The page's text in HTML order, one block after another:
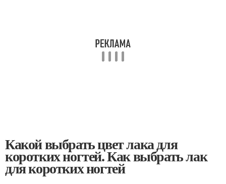
Какой выбрать цвет лака для
коротких ногтей. Как выбрать лак
для коротких ногтей